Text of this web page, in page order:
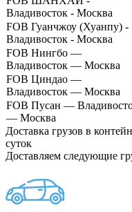
Владивосток - Москва
FOB Гуанчжоу (Хуанпу) -
Владивосток - Москва
FOB Нингбо —
Владивосток — Москва
FOB Циндао —
Владивосток — Москва
FOB Пусан —
— Москва
Доставка грузов в
суток
Доставляем следующие